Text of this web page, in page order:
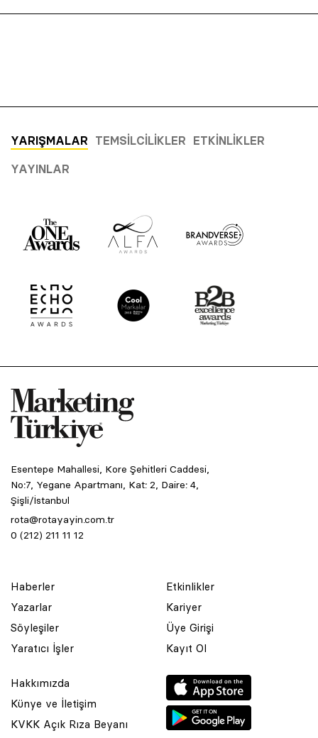
YARIŞMALAR TEMSILCILIKLER ETKINLIKLER
YAYINLAR
Esentepe Mahallesi, Kore Şehitleri Caddesi,
No:7, Yegane Apartmanı, Kat: 2, Daire: 4,
Şişli/İstanbul
rota@rotayayin.com.tr
0 (212) 211 11 12
Haberler
Yazarlar
Söyleşiler
Yaratıcı İşler
Etkinlikler
Kariyer
Üye Girişi
Kayıt Ol
Hakkımızda
Künye ve İletişim
KVKK Açık Rıza Beyanı